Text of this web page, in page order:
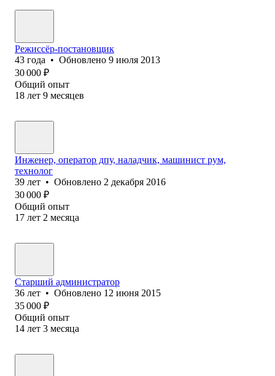
Режиссёр-постановщик
43 года • Обновлено 9 июля 2013
30 000 ₽
Общий опыт
18 лет 9 месяцев
Инженер, оператор дпу, наладчик, машинист рум,
технолог
39 лет • Обновлено 2 декабря 2016
30 000 ₽
Общий опыт
17 лет 2 месяца
Старший администратор
36 лет • Обновлено 12 июня 2015
35 000 ₽
Общий опыт
14 лет 3 месяца